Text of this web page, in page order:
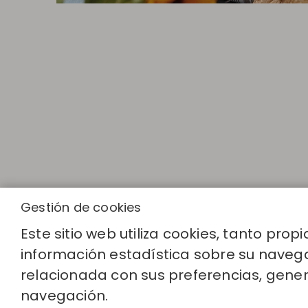
Gestión de cookies
Este sitio web utiliza cookies, tanto
información estadística sobre su
relacionada con sus preferencias,
navegación.
Calcula tu